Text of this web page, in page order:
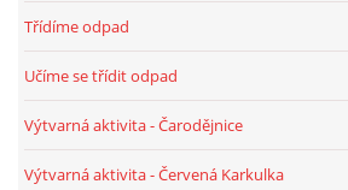
ŠABLONY
SENZORY PLAY
Třídíme odpad
Učíme se třídit odpad
Výtvarná aktivita - Čarodějnice
Výtvarná aktivita - Červená Karkulka